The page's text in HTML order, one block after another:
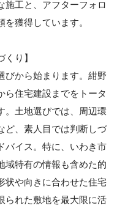
施工と、アフターフォロ
獲得しています。
り】
びから始まります。紺野
ら住宅建設までをトータ
。土地選びでは、周辺環
ど、素人目では判断しづ
バイス。特に、いわき市
域特有の情報も含めた的
状や向きに合わせた住宅
られた敷地を最大限に活